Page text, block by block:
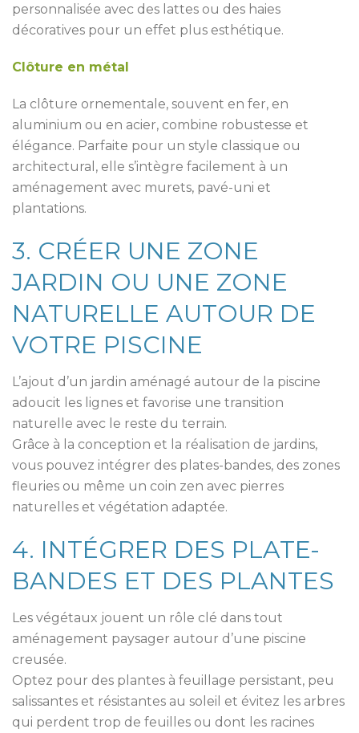
personnalisée avec des lattes ou des haies
décoratives pour un effet plus esthétique.
Clôture en métal
La clôture ornementale, souvent en fer, en
aluminium ou en acier, combine robustesse et
élégance. Parfaite pour un style classique ou
architectural, elle s’intègre facilement à un
aménagement avec murets, pavé-uni et
plantations.
3. CRÉER UNE ZONE
JARDIN OU UNE ZONE
NATURELLE AUTOUR DE
VOTRE PISCINE
L’ajout d’un jardin aménagé autour de la piscine
adoucit les lignes et favorise une transition
naturelle avec le reste du terrain.
Grâce à la conception et la réalisation de jardins,
vous pouvez intégrer des plates-bandes, des zones
fleuries ou même un coin zen avec pierres
naturelles et végétation adaptée.
4. INTÉGRER DES PLATE-
BANDES ET DES PLANTES
Les végétaux jouent un rôle clé dans tout
aménagement paysager autour d’une piscine
creusée.
Optez pour des plantes à feuillage persistant, peu
salissantes et résistantes au soleil et évitez les arbres
qui perdent trop de feuilles ou dont les racines